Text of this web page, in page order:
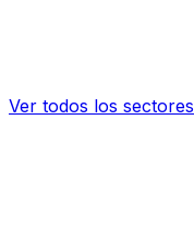
Ver todos los sectores